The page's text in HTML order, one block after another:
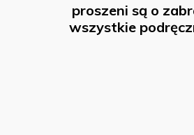
proszeni są o
wszystkie